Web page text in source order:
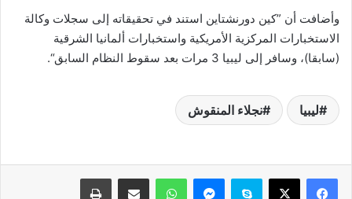
وأضافت أن ”كين دورنشتاين استند في تحقيقاته إلى سجلات وكالة
الاستخبارات المركزية الأمريكية واستخبارات ألمانيا الشرقية
(سابقا)، وسافر إلى ليبيا 3 مرات بعد سقوط النظام السابق“.
ليبيا نجلاء المنقوش
فيسبوك سكايب واتساب